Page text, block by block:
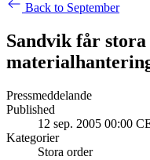
Back to September
Sandvik får
Pressmeddelande
Published
12 sep. 2005 00:00
Kategorier
Stora order